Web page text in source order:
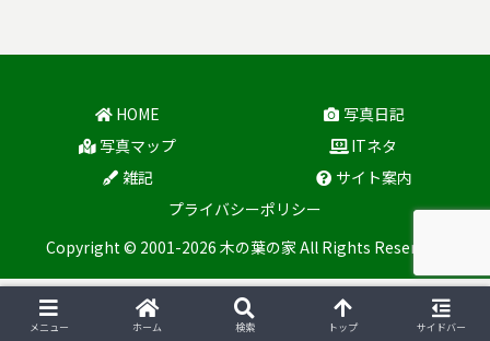
HOME
写真日記
写真マップ
ITネタ
雑記
サイト案内
プライバシーポリシー
Copyright © 2001-2026 木の葉の家 All Rights Reserved.
メニュー ホーム 検索 トップ サイドバー